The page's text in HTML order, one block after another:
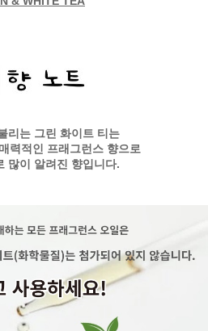
리는 그린 화이트 티는
력적인 프래그런스 향으로
많이 알려진 향입니다.